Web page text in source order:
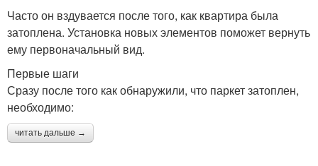
Часто он вздувается после того, как квартира была
затоплена. Установка новых элементов поможет вернуть
ему первоначальный вид.
Первые шаги
Сразу после того как обнаружили, что паркет затоплен,
необходимо:
читать дальше →